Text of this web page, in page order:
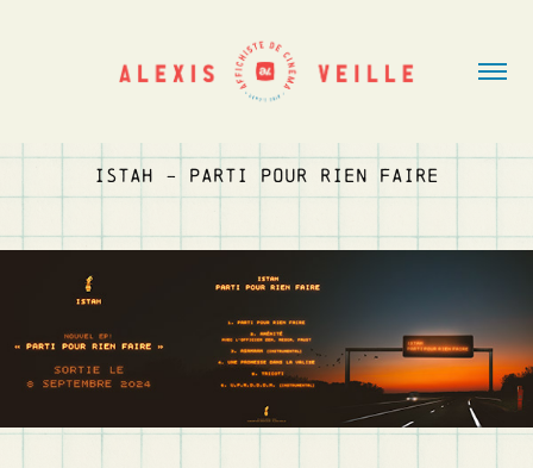
ISTAH - PARTI POUR RIEN FAIRE